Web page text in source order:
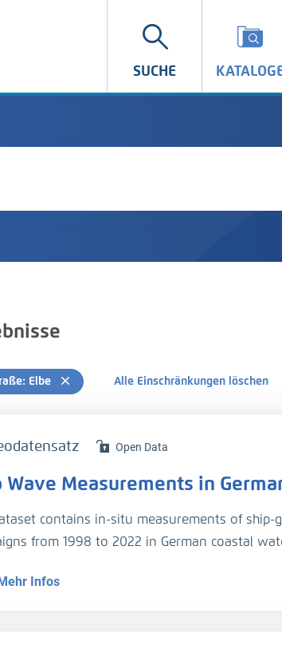
SUCHE
Elbe Alle Einschränkungen löschen
Open Data
Wave Measurements in
contains in-situ measurements of
from 1998 to 2022 in German coastal
after a certain time. Each wave event is
A more detailed metadata description
Infos